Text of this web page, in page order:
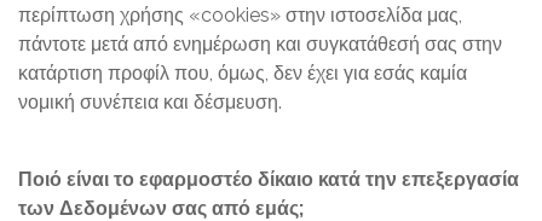
περίπτωση χρήσης «cookies» στην ιστοσελίδα μας,
πάντοτε μετά από ενημέρωση και συγκατάθεσή σας στην
κατάρτιση προφίλ που, όμως, δεν έχει για εσάς καμία
νομική συνέπεια και δέσμευση.
Ποιό είναι το εφαρμοστέο δίκαιο κατά την επεξεργασία
των Δεδομένων σας από εμάς;